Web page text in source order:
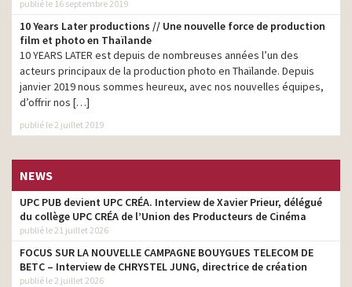
Free People // Cameron Hammond
Lacoste – H5 // L'homme Lacoste – Jacob Sutton
publié le 16 septembre 2019
10 Years Later productions // Une nouvelle force de production
film et photo en Thaïlande
10 YEARS LATER est depuis de nombreuses années l’un des
acteurs principaux de la production photo en Thaïlande. Depuis
janvier 2019 nous sommes heureux, avec nos nouvelles équipes,
d’offrir nos […]
publié le 2 juillet 2019
NEWS
UPC PUB devient UPC CRÉA. Interview de Xavier Prieur, délégué
du collège UPC CRÉA de l’Union des Producteurs de Cinéma
publié le 21 juillet 2026
FOCUS SUR LA NOUVELLE CAMPAGNE BOUYGUES TELECOM DE
BETC – Interview de CHRYSTEL JUNG, directrice de création
publié le 2 juillet 2026